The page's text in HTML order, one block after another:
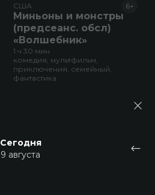
США
Миньоны и монстры
(предсеанс. обсл)
«Волшебник»
6+
1 ч 30 мин
комедия, мультфильм,
приключения, семейный,
фантастика
Сегодня
9 августа